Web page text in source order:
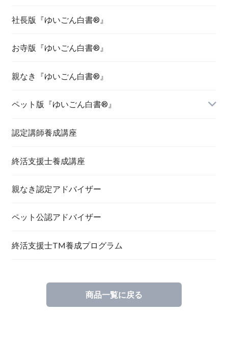
社長版『ゆいごん白書®』
お寺版『ゆいごん白書®』
親なき『ゆいごん白書®』
ペット版『ゆいごん白書®』
認定講師養成講座
終活支援士養成講座
親なき認定アドバイザー
ペット公認アドバイザー
終活支援士TM養成プログラム
商品一覧に戻る